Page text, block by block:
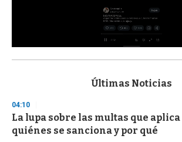
s
d
s
o
f
Últimas Noticias
04:10
La lupa sobre las multas que
quiénes se sanciona y por qué